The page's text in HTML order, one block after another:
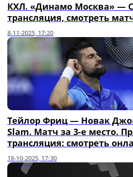
КХЛ. «Динамо Москва» —
трансляция, смотреть
8-11-2025, 17:20
Тейлор Фриц — Новак
Slam. Матч за 3-е место.
трансляция: смотреть
18-10-2025, 17:30